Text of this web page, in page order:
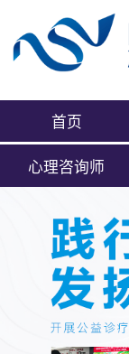
首页
心理咨询师